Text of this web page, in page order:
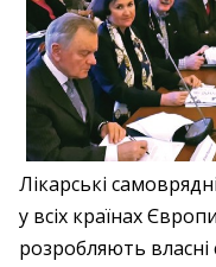
Лікарські
у всіх країнах
розробляють власні